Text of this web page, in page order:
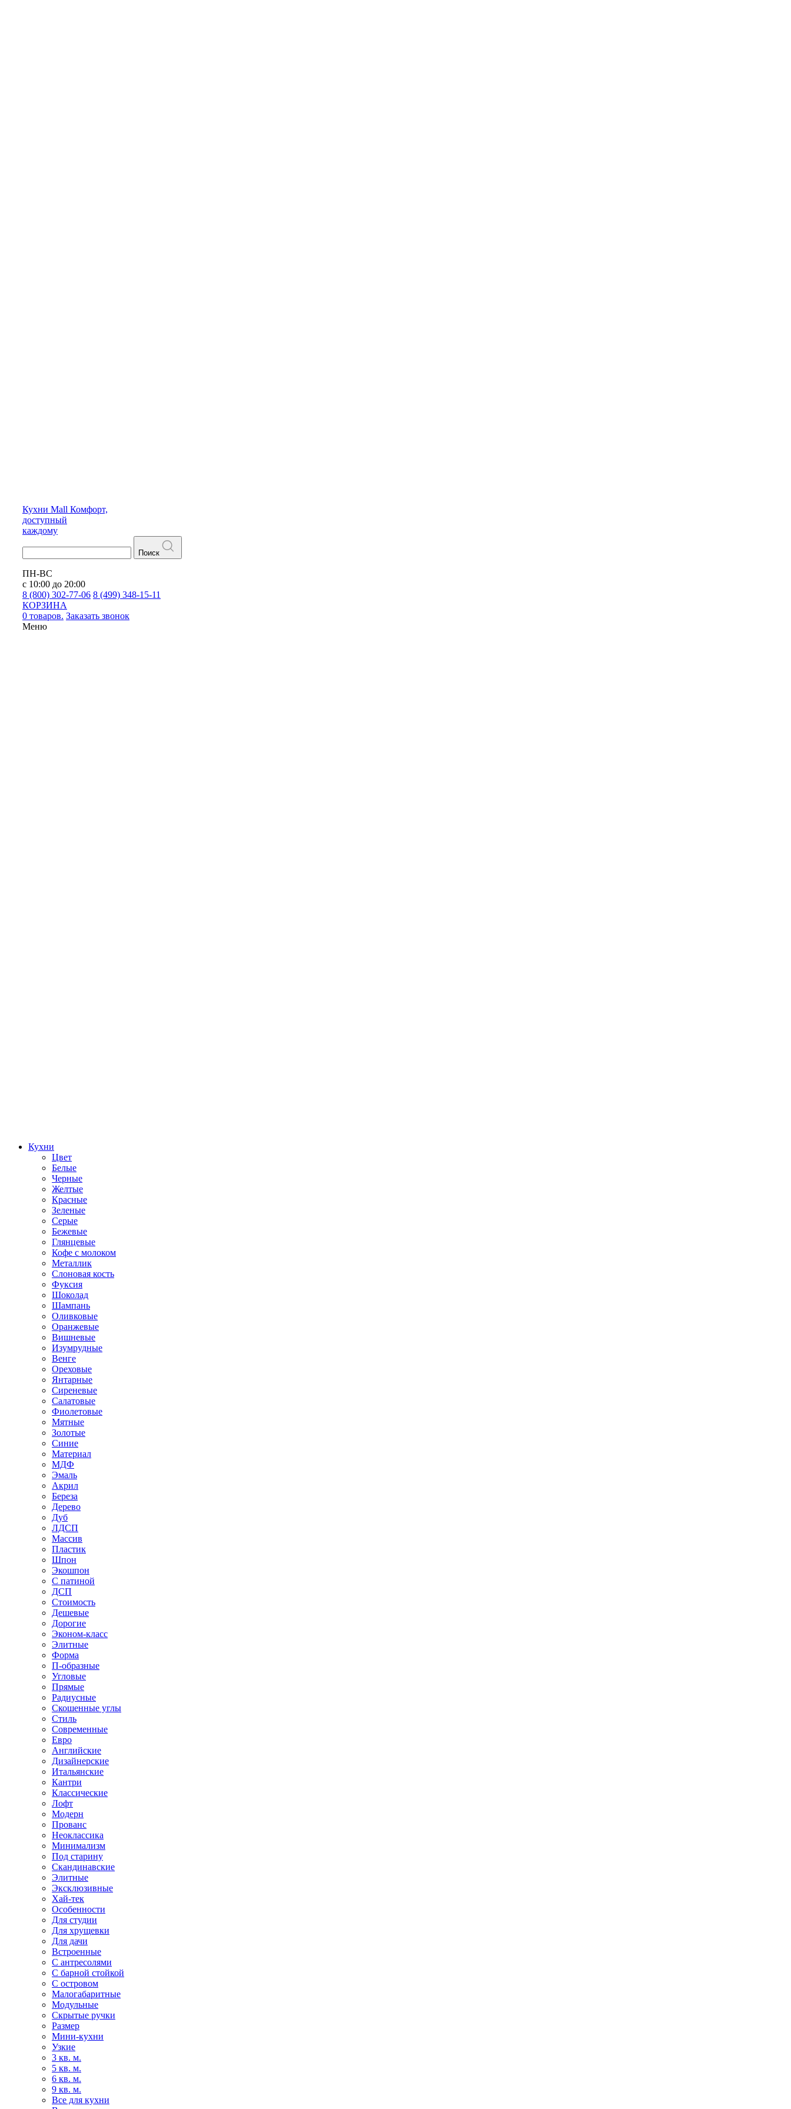
Кухни Mall Комфорт,
доступный
каждому
Поиск
ПН-ВС
с 10:00 до 20:00
8 (800) 302-77-06 8 (499) 348-15-11
КОРЗИНА
0 товаров. Заказать звонок
Меню
Кухни
Цвет
Белые
Черные
Желтые
Красные
Зеленые
Серые
Бежевые
Глянцевые
Кофе с молоком
Металлик
Слоновая кость
Фуксия
Шоколад
Шампань
Оливковые
Оранжевые
Вишневые
Изумрудные
Венге
Ореховые
Янтарные
Сиреневые
Салатовые
Фиолетовые
Мятные
Золотые
Синие
Материал
МДФ
Эмаль
Акрил
Береза
Дерево
Дуб
ЛДСП
Массив
Пластик
Шпон
Экошпон
С патиной
ДСП
Стоимость
Дешевые
Дорогие
Эконом-класс
Элитные
Форма
П-образные
Угловые
Прямые
Радиусные
Скошенные углы
Стиль
Современные
Евро
Английские
Дизайнерские
Итальянские
Кантри
Классические
Лофт
Модерн
Прованс
Неоклассика
Минимализм
Под старину
Скандинавские
Элитные
Эксклюзивные
Хай-тек
Особенности
Для студии
Для хрущевки
Для дачи
Встроенные
С антресолями
С барной стойкой
С островом
Малогабаритные
Модульные
Скрытые ручки
Размер
Мини-кухни
Узкие
3 кв. м.
5 кв. м.
6 кв. м.
9 кв. м.
Все для кухни